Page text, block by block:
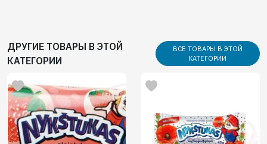
ДРУГИЕ ТОВАРЫ В ЭТОЙ
КАТЕГОРИИ
ВСЕ ТОВАРЫ В ЭТОЙ
КАТЕГОРИИ